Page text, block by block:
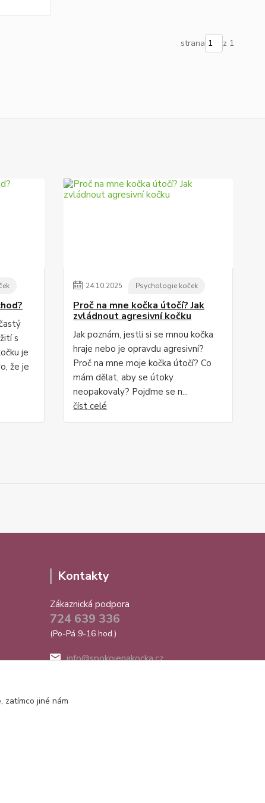
strana z 1
s
je
že je
24.10.2025 Psychologie koček
Proč na mne kočka útočí? Jak
zvládnout agresivní kočku
Jak poznám, jestli si se mnou kočka
hraje nebo je opravdu agresivní?
Proč na mne moje kočka útočí? Co
mám dělat, aby se útoky
neopakovaly? Pojďme se n...
číst celé
Kontakty
Zákaznická podpora
724 639 336
(Po-Pá 9-16 hod.)
info@spokojenakocka.cz
zatímco jiné nám